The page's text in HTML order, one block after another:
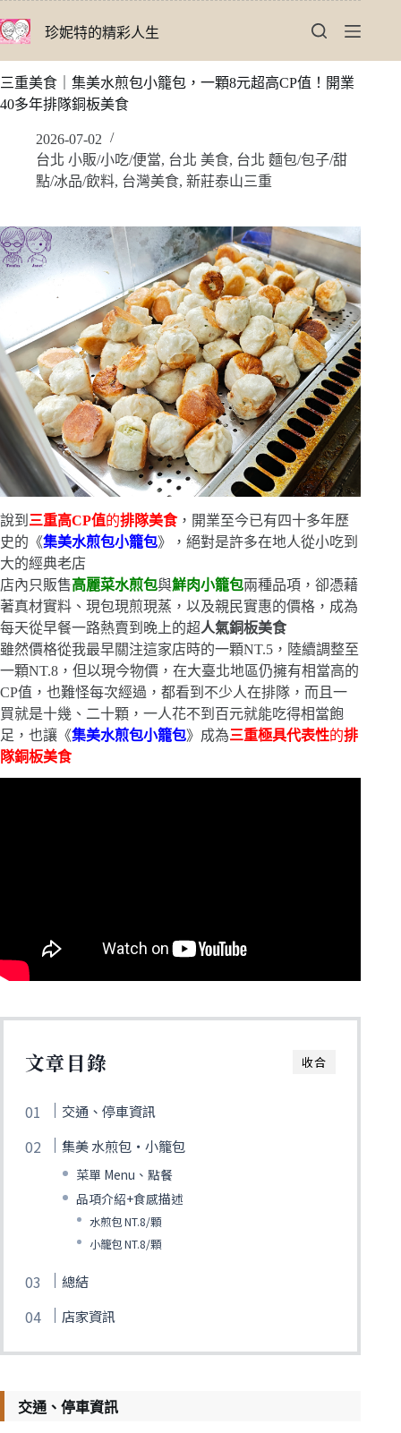
至
要
內
珍妮特的精彩人生
三重美食｜集美水煎包小籠包，一顆8元超高CP值！開業
40多年排隊銅板美食
2026-07-02
台北 小販/小吃/便當, 台北 美食, 台北 麵包/包子/甜
點/冰品/飲料, 台灣美食, 新莊泰山三重
說到 三重高CP值的排隊美食，開業至今已有四十多年歷
史的《集美水煎包小籠包》，絕對是許多在地人從小吃到
大的經典老店
店內只販售高麗菜水煎包與鮮肉小籠包兩種品項，卻憑藉
著真材實料、現包現煎現蒸，以及親民實惠的價格，成為
每天從早餐一路熱賣到晚上的超人氣銅板美食
雖然價格從我最早關注這家店時的一顆NT.5，陸續調整至
一顆NT.8，但以現今物價，在大臺北地區仍擁有相當高的
CP值，也難怪每次經過，都看到不少人在排隊，而且一
買就是十幾、二十顆，一人花不到百元就能吃得相當飽
足，也讓《集美水煎包小籠包》成為三重極具代表性的排
隊銅板美食
收合
文章目錄
交通、停車資訊
集美 水煎包‧小籠包
菜單 Menu、點餐
品項介紹+食感描述
水煎包 NT.8/顆
小籠包 NT.8/顆
總結
店家資訊
交通、停車資訊